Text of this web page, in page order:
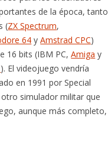
de la época, tanto
(ZX Spectrum,
64 yAmstrad CPC)
16 bits (IBM PC,Amiga y
). El videojuego vendría
en 1991 por Special
simulador militar que
aunque más completo,